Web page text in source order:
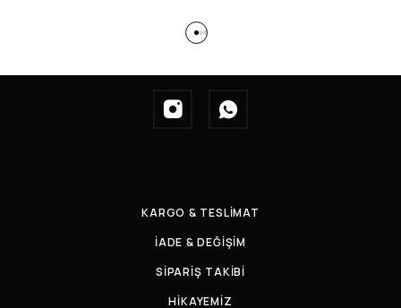
KARGO & TESLİMAT
İADE & DEĞİŞİM
SİPARİŞ TAKİBİ
HİKAYEMİZ